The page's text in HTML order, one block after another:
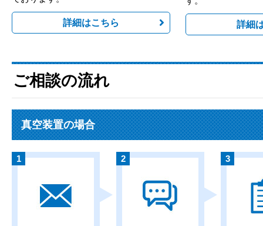
詳細はこちら 詳細
ご相談の流れ
真空装置の場合